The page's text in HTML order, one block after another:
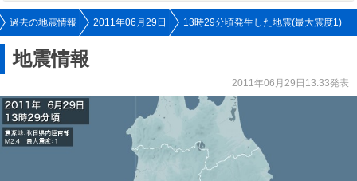
過去の地震情報 2011年06月29日 13時29分頃発生した地震(最大震度1)
地震情報
2011年06月29日13:33発表